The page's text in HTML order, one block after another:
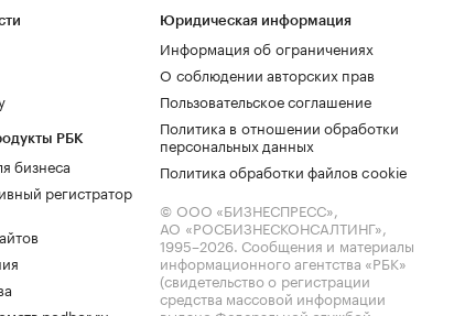
РБК
бизнеса
регистратор
Юридическая информация
Информация об ограничениях
О соблюдении авторских прав
Пользовательское соглашение
Политика в отношении обработки
персональных данных
Политика обработки файлов cookie
© ООО «БИЗНЕСПРЕСС»,
АО «РОСБИЗНЕСКОНСАЛТИНГ»,
1995–2026. Сообщения и материалы
информационного агентства «РБК»
(свидетельство о регистрации
средства массовой информации